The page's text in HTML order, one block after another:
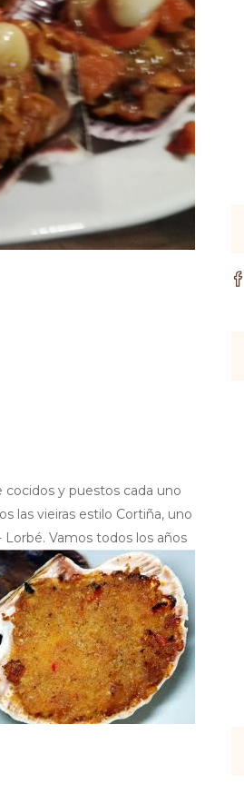
y puestos cada uno
las vieiras estilo Cortiña, uno
Vamos todos los años